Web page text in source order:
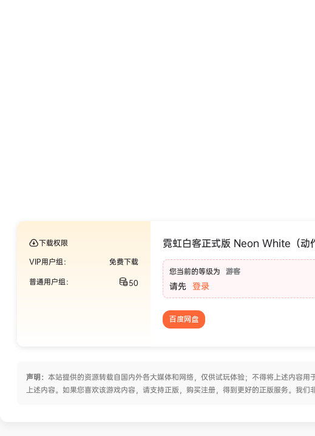
下载权限
VIP用户组：
免费下载
普通用户组：
50
霓虹白客正式版 Neon White（动
您当前的等级为 游客
请先 登录
百度网盘
声明： 本站提供的资源转载自国内外各大媒体和网络，仅供试玩体验；不得将上述内容
上述内容。如果您喜欢该游戏内容，请支持正版，购买注册，得到更好的正版服务。我